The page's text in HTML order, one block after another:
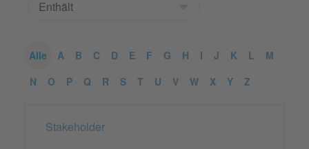
Alle A B C D E F G H I J K L
M
N
O P Q R S T U V W X Y Z
Stakeholder